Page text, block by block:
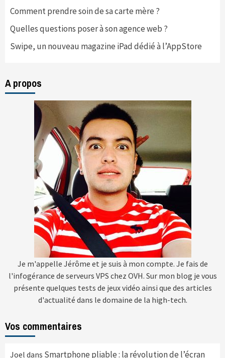
Comment prendre soin de sa carte mère ?
Quelles questions poser à son agence web ?
Swipe, un nouveau magazine iPad dédié à l’AppStore
A propos
Je m'appelle Jérôme et je suis à mon compte. Je fais de
l'infogérance de serveurs VPS chez OVH. Sur mon blog je vous
présente quelques tests de jeux vidéo ainsi que des articles
d'actualité dans le domaine de la high-tech.
Vos commentaires
Joel dans Smartphone pliable : la révolution de l’écran